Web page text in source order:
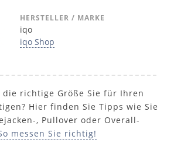
HERSTELLER / MARKE
iqo
iqo Shop
die richtige Größe Sie für Ihren
Hier finden Sie Tipps wie Sie
, Pullover oder Overall-
messen Sie richtig!